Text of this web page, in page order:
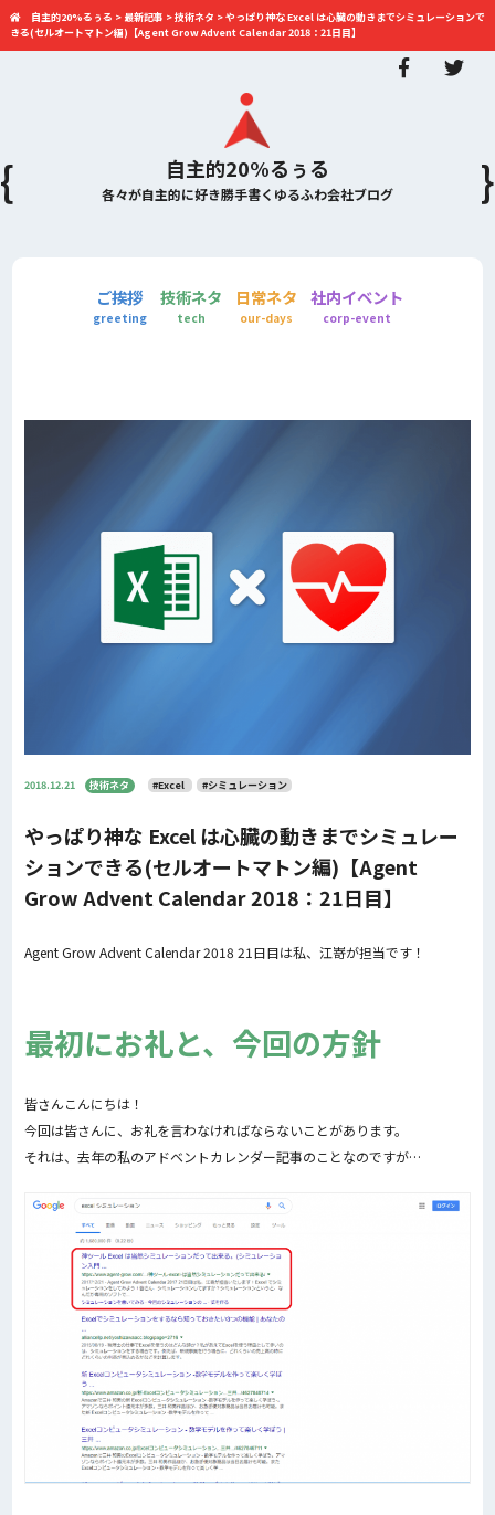
自主的20%るぅる
各々が自主的に好き勝手書くゆるふわ会社ブログ
自主的20%るぅる > 最新記事 >技術ネタ >やっぱり神な Excel は心臓の動きまでシミュレーションで
きる(セルオートマトン編)【Agent Grow Advent Calendar 2018：21日目】
ご挨拶
greeting
技術ネタ
tech
日常ネタ
our-days
社内イベント
corp-event
2018.12.21 技術ネタ #Excel #シミュレーション
やっぱり神な Excel は心臓の動きまでシミュレー
ションできる(セルオートマトン編)【Agent
Grow Advent Calendar 2018：21日目】
Agent Grow Advent Calendar 2018 21日目は私、江嵜が担当です！
最初にお礼と、今回の方針
皆さんこんにちは！
今回は皆さんに、お礼を言わなければならないことがあります。
それは、去年の私のアドベントカレンダー記事のことなのですが…